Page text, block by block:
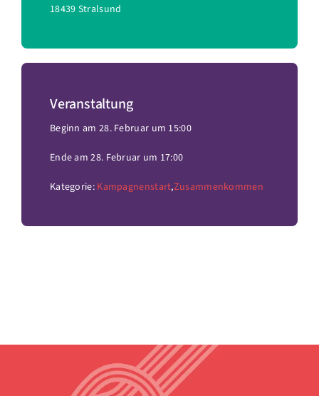
18439 Stralsund
Veranstaltung
Beginn am 28. Februar um 15:00
Ende am 28. Februar um 17:00
Kategorie: Kampagnenstart,Zusammenkommen